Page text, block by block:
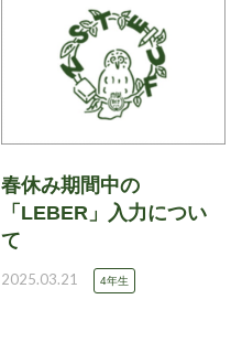
春休み期間中の
「LEBER」入力につい
て
2025.03.21 4年生